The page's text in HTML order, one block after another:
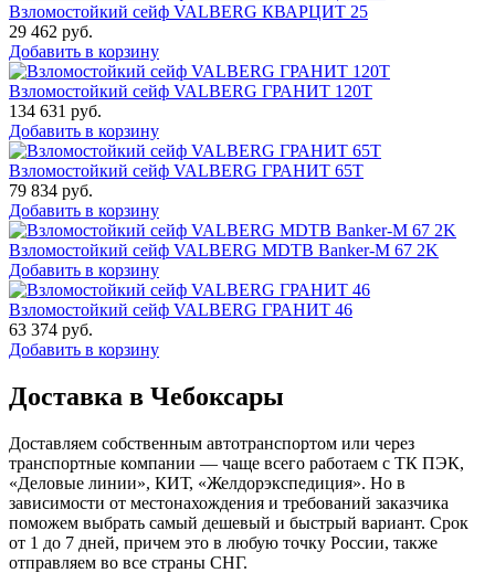
Взломостойкий сейф VALBERG КВАРЦИТ 25
29 462 руб.
Добавить в корзину
Взломостойкий сейф VALBERG ГРАНИТ 120Т
134 631 руб.
Добавить в корзину
Взломостойкий сейф VALBERG ГРАНИТ 65Т
79 834 руб.
Добавить в корзину
Взломостойкий сейф VALBERG MDTB Banker-M 67 2K
Добавить в корзину
Взломостойкий сейф VALBERG ГРАНИТ 46
63 374 руб.
Добавить в корзину
Доставка в Чебоксары
Доставляем собственным автотранспортом или через
транспортные компании — чаще всего работаем с ТК ПЭК,
«Деловые линии», КИТ, «Желдорэкспедиция». Но в
зависимости от местонахождения и требований заказчика
поможем выбрать самый дешевый и быстрый вариант. Срок
от 1 до 7 дней, причем это в любую точку России, также
отправляем во все страны СНГ.